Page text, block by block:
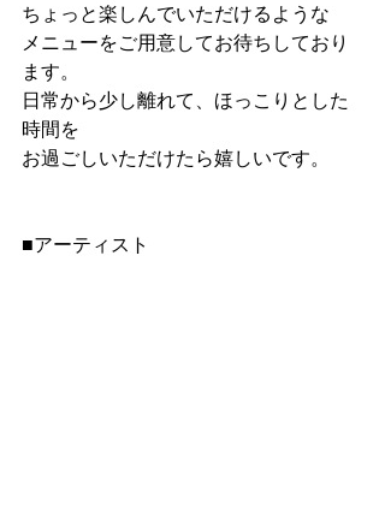
ちょっと楽しんでいただけるような
メニューをご用意してお待ちしており
ます。
日常から少し離れて、ほっこりとした
時間を
お過ごしいただけたら嬉しいです。
■アーティスト